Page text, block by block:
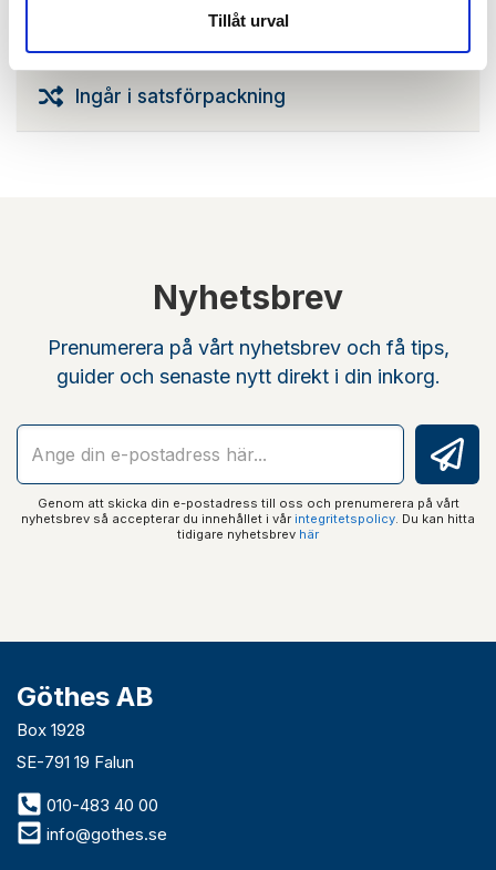
Tillåt urval
Min köphistorik
Ingår i satsförpackning
Nyhetsbrev
Prenumerera på vårt nyhetsbrev och få tips,
guider och senaste nytt direkt i din inkorg.
Genom att skicka din e-postadress till oss och prenumerera på vårt
nyhetsbrev så accepterar du innehållet i vår integritetspolicy. Du kan hitta
tidigare nyhetsbrev här
Göthes AB
Box 1928
SE-791 19 Falun
010-483 40 00
info@gothes.se